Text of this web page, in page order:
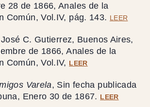
28 de 1866, Anales de la
Común, Vol.IV, pág. 143. LEER
C. Gutierrez, Buenos Aires,
de 1866, Anales de la
Común, Vol.IV, LEER
Varela, Sin fecha publicada
Enero 30 de 1867. LEER